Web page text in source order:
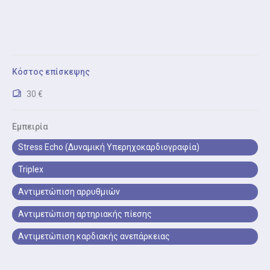
Κόστος επίσκεψης
30 €
Εμπειρία
Stress Echo (Δυναμική Υπερηχοκαρδιογραφία)
Triplex
Αντιμετώπιση αρρυθμιών
Αντιμετώπιση αρτηριακής πίεσης
Αντιμετώπιση καρδιακής ανεπάρκειας
έλεγχος καρδιακής λειτουργίας κατά τη σωματική